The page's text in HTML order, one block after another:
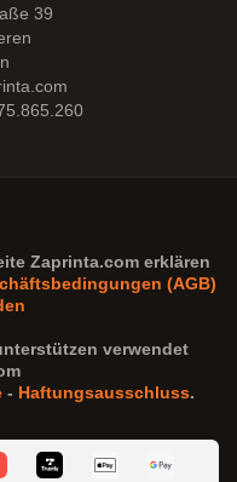
39
Zaprinta.com erklären
(AGB)
verwendet
- Haftungsausschluss.